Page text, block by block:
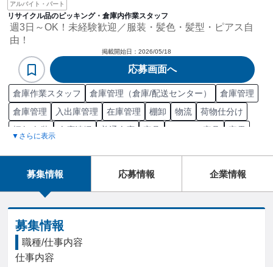
アルバイト・パート
リサイクル品のピッキング・倉庫内作業スタッフ
週3日～OK！未経験歓迎／服装・髪色・髪型・ピアス自
由！
掲載開始日： 2026/05/18
応募画面へ
倉庫作業スタッフ 倉庫管理（倉庫/配送センター）
倉庫管理
倉庫管理
入出庫管理 在庫管理 棚卸 物流
荷物仕分け
梱包/包装
倉庫清掃 普通倉庫 家具 オフィス家具
家電
▼さらに表示
募集情報 応募情報 企業情報
募集情報
職種/仕事内容
仕事内容